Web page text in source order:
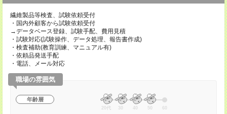
繊維製品等検査、試験依頼受付
・国内外顧客から試験依頼受付
→データベース登録、試験手配、費用見積
・試験対応(試験操作、データ処理、報告書作成)
・検査補助(教育訓練、マニュアル有)
・依頼品発送手配
・電話、メール対応
職場の雰囲気
年齢層
20代 30 40 50 60